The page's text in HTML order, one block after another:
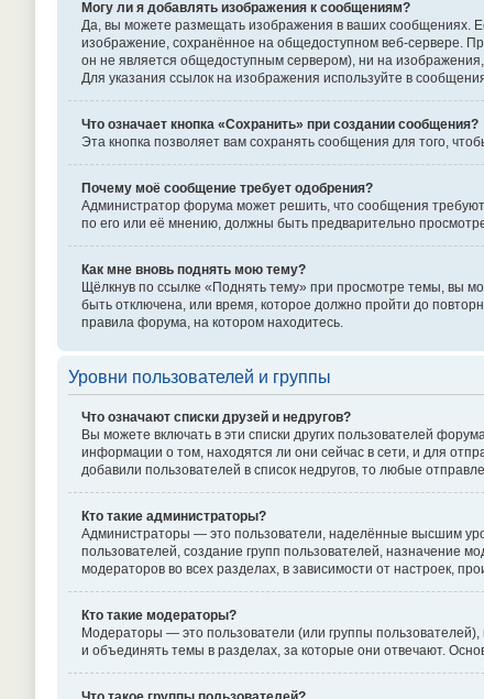
Могу ли я добавлять изображения к сообщениям?
Да, вы можете размещать изображения в ваших сообщениях.
изображение, сохранённое на общедоступном веб-сервере.
он не является общедоступным сервером), ни на
Для указания ссылок на изображения используйте в
Что означает кнопка «Сохранить» при создании сообщения?
Эта кнопка позволяет вам сохранять сообщения для того,
Почему моё сообщение требует одобрения?
Администратор форума может решить, что сообщения
по его или её мнению, должны быть предварительно
Как мне вновь поднять мою тему?
Щёлкнув по ссылке «Поднять тему» при просмотре темы, вы
быть отключена, или время, которое должно пройти до
правила форума, на котором находитесь.
Уровни пользователей и группы
Что означают списки друзей и недругов?
Вы можете включать в эти списки других пользователей
информации о том, находятся ли они сейчас в сети, и для
добавили пользователей в список недругов, то любые
Кто такие администраторы?
Администраторы — это пользователи, наделённые высшим
пользователей, создание групп пользователей, назначение
модераторов во всех разделах, в зависимости от настроек,
Кто такие модераторы?
Модераторы — это пользователи (или группы
и объединять темы в разделах, за которые они отвечают.